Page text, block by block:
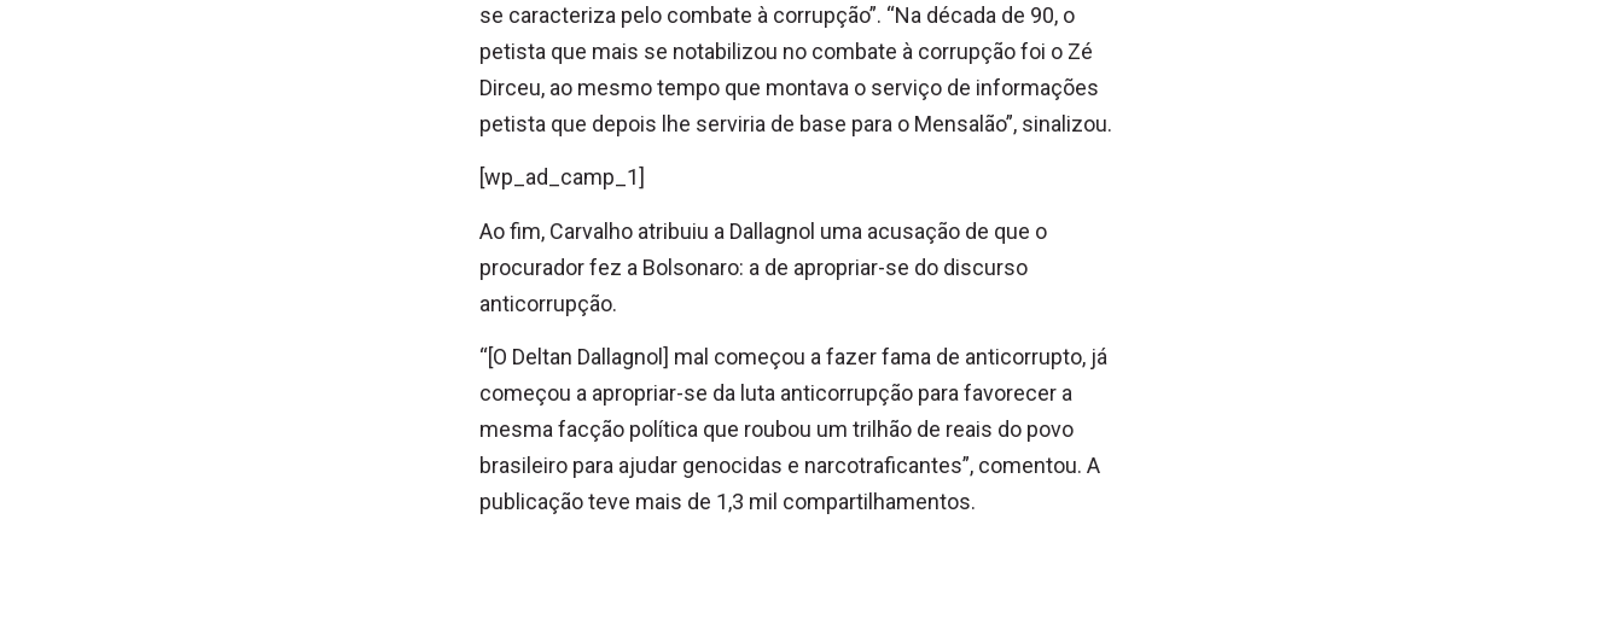
se caracteriza pelo combate à corrupção”. “Na década de 90, o
petista que mais se notabilizou no combate à corrupção foi o Zé
Dirceu, ao mesmo tempo que montava o serviço de informações
petista que depois lhe serviria de base para o Mensalão”, sinalizou.
[wp_ad_camp_1]
Ao fim, Carvalho atribuiu a Dallagnol uma acusação de que o
procurador fez a Bolsonaro: a de apropriar-se do discurso
anticorrupção.
“[O Deltan Dallagnol] mal começou a fazer fama de anticorrupto, já
começou a apropriar-se da luta anticorrupção para favorecer a
mesma facção política que roubou um trilhão de reais do povo
brasileiro para ajudar genocidas e narcotraficantes”, comentou. A
publicação teve mais de 1,3 mil compartilhamentos.